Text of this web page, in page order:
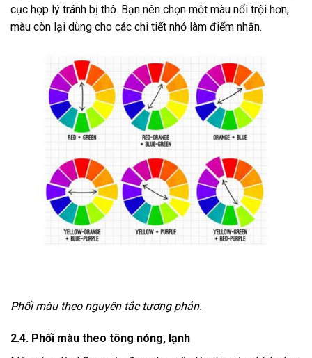
cục hợp lý tránh bị thô. Bạn nên chọn một màu nổi trội hơn,
màu còn lại dùng cho các chi tiết nhỏ làm điểm nhấn.
Phối màu theo nguyên tắc tương phản.
2.4. Phối màu theo tông nóng, lạnh